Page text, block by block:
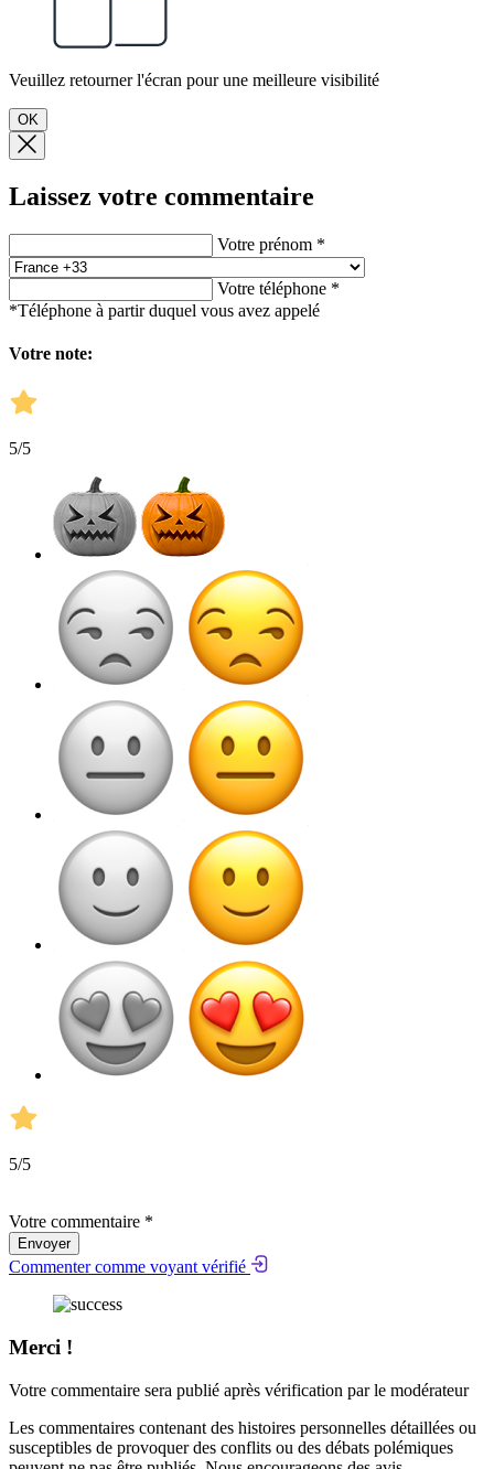
Veuillez retourner l'écran pour une meilleure visibilité
OK
Laissez votre commentaire
Votre prénom *
Votre téléphone *
*Téléphone à partir duquel vous avez appelé
Votre note:
5/5
5/5
Votre commentaire *
Envoyer
Commenter comme voyant vérifié
Merci !
Votre commentaire sera publié après vérification par le modérateur
Les commentaires contenant des histoires personnelles détaillées ou
susceptibles de provoquer des conflits ou des débats polémiques